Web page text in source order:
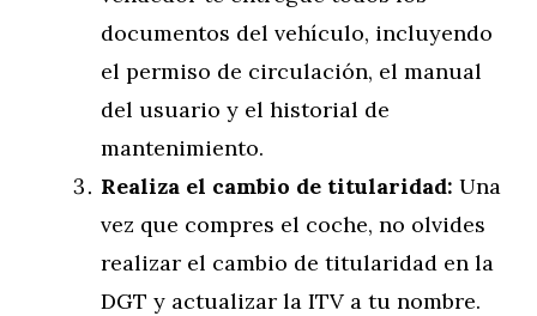
documentos del vehículo, incluyendo
el permiso de circulación, el manual
del usuario y el historial de
mantenimiento.
Realiza el cambio de titularidad: Una
vez que compres el coche, no olvides
realizar el cambio de titularidad en la
DGT y actualizar la ITV a tu nombre.